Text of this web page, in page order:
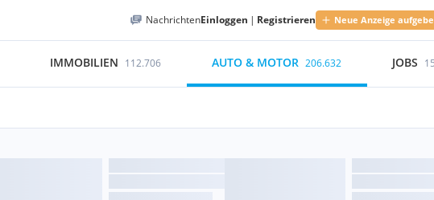
NachrichtenEinloggen | Registrieren Neue Anzeige
IMMOBILIEN 112.706 AUTO & MOTOR 206.632 JOBS